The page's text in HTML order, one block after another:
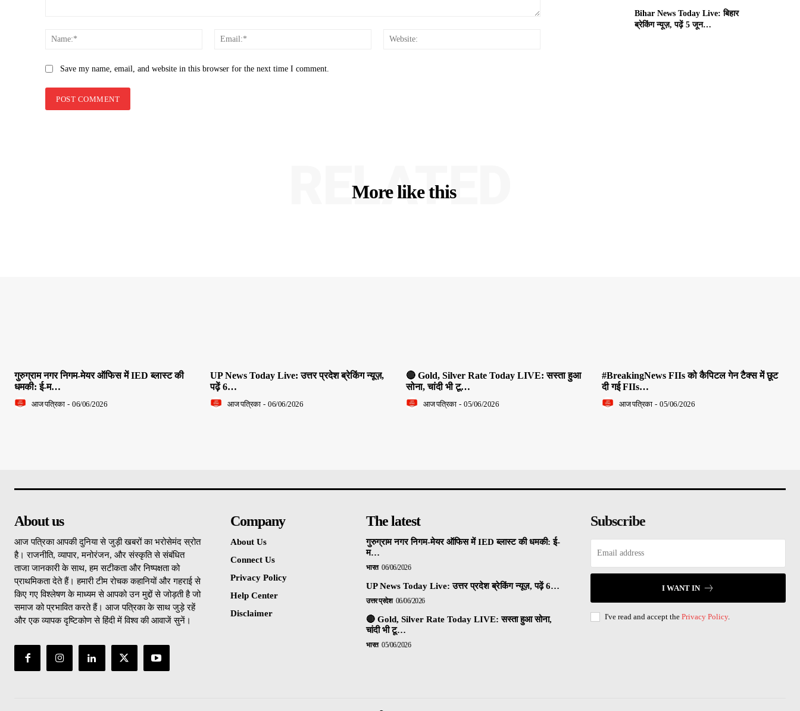
Name:*
Email:*
Save my name, email, and website in this browser for the next time I comment.
Bihar News Today Live: बिहार
ब्रेकिंग न्यूज़, पढ़ें 5 जून…
More like this
RELATED
गुरुग्राम नगर निगम-मेयर ऑफिस में IED ब्लास्ट की
धमकी: ई-म…
आज पत्रिका - 06/06/2026
UP News Today Live: उत्तर प्रदेश ब्रेकिंग न्यूज़,
पढ़ें 6…
आज पत्रिका - 06/06/2026
🔴 Gold, Silver Rate Today LIVE: सस्ता हुआ
सोना, चांदी भी टू…
आज पत्रिका - 05/06/2026
#BreakingNews FIIs को कैपिटल गेन टैक्स में छूट
दी गई FIIs…
आज पत्रिका - 05/06/2026
About us
आज पत्रिका आपकी दुनिया से जुड़ी खबरों का भरोसेमंद स्रोत
है। राजनीति, व्यापार, मनोरंजन, और संस्कृति से संबंधित
ताजा जानकारी के साथ, हम सटीकता और निष्पक्षता को
प्राथमिकता देते हैं। हमारी टीम रोचक कहानियों और गहराई से
किए गए विश्लेषण के माध्यम से आपको उन मुद्दों से जोड़ती है जो
समाज को प्रभावित करते हैं। आज पत्रिका के साथ जुड़े रहें
और एक व्यापक दृष्टिकोण से हिंदी में विश्व की आवाजें सुनें।
Company
About Us
Connect Us
Privacy Policy
Help Center
Disclaimer
The latest
गुरुग्राम नगर निगम-मेयर ऑफिस में IED ब्लास्ट की धमकी: ई-
म…
भारत 06/06/2026
UP News Today Live: उत्तर प्रदेश ब्रेकिंग न्यूज़, पढ़ें 6…
उत्तर प्रदेश 06/06/2026
🔴 Gold, Silver Rate Today LIVE: सस्ता हुआ सोना,
चांदी भी टू…
भारत 05/06/2026
Subscribe
I WANT IN
I've read and accept the Privacy Policy.